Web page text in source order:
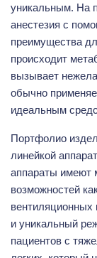
уникальным. На
анестезия с
преимущества
происходит
вызывает
обычно
идеальным
Портфолио
линейкой
аппараты имеют
возможностей
вентиляционных
и уникальный
пациентов с